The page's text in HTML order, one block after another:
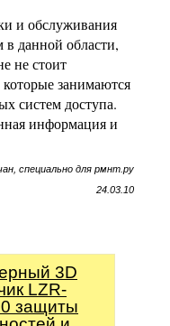
и обслуживания
данной области,
не стоит
которые занимаются
систем доступа.
информация и
специально для рмнт.ру
24.03.10
3D
LZR-
защиты